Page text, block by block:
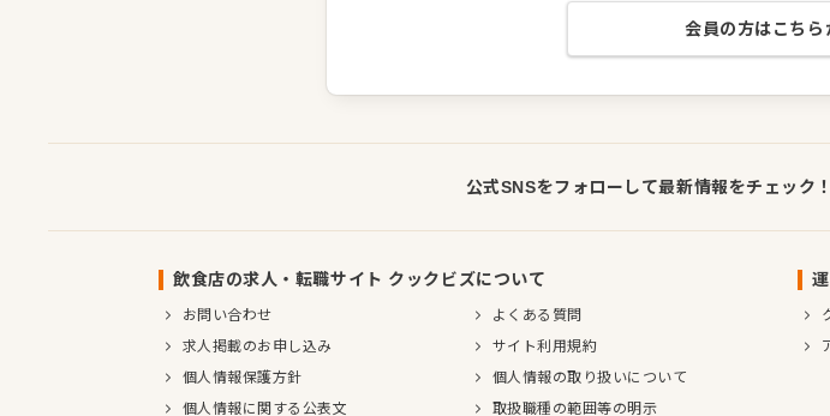
会員の方はこちら
公式SNSをフォローして最新情報をチェック！
飲食店の求人・転職サイト クックビズについて
お問い合わせ
よくある質問
求人掲載のお申し込み
サイト利用規約
個人情報保護方針
個人情報の取り扱いについて
個人情報に関する公表文
取扱職種の範囲等の明示